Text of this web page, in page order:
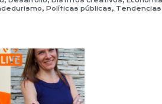
, Políticas públicas, Tendencias